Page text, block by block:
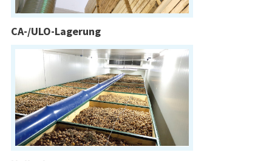
CA-/ULO-Lagerung